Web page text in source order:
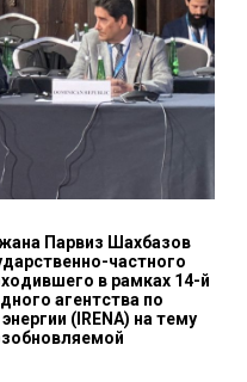
Парвиз Шахбазов
частного
в рамках 14-й
агентства по
(IRENA) на тему